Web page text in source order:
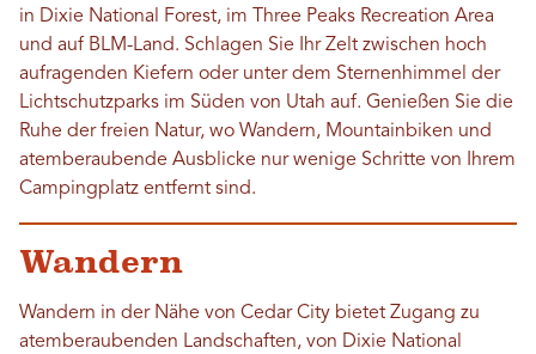
in Dixie National Forest, im Three Peaks Recreation Area
und auf BLM-Land. Schlagen Sie Ihr Zelt zwischen hoch
aufragenden Kiefern oder unter dem Sternenhimmel der
Lichtschutzparks im Süden von Utah auf. Genießen Sie die
Ruhe der freien Natur, wo Wandern, Mountainbiken und
atemberaubende Ausblicke nur wenige Schritte von Ihrem
Campingplatz entfernt sind.
Wandern
Wandern in der Nähe von Cedar City bietet Zugang zu
atemberaubenden Landschaften, von Dixie National